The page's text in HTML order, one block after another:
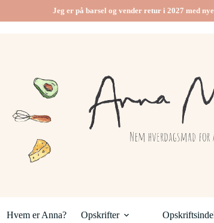
Jeg er på barsel og vender retur i 2027 med
Hvem er Anna? Opskrifter